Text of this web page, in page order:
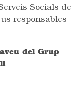
Socials de
responsables
del Grup